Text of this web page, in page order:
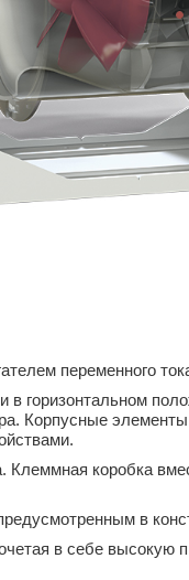
переменного
горизонтальном
Корпусные
коробка
в
в себе высокую